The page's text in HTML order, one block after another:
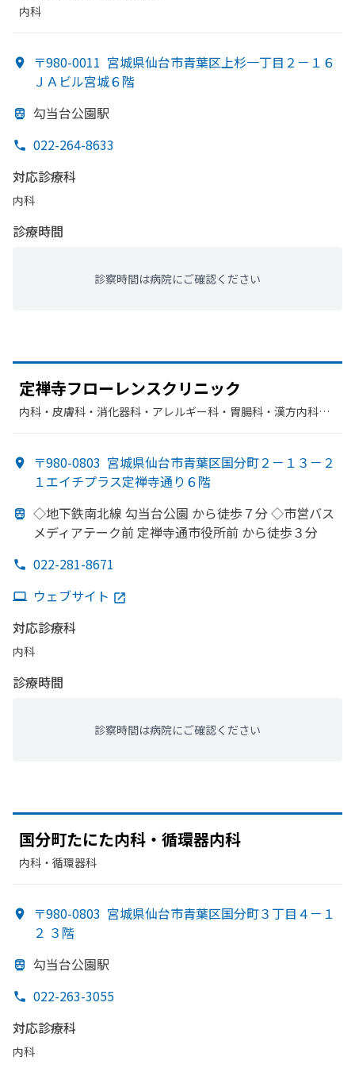
内科
〒980-0011 宮城県仙台市青葉区上杉一丁目２－１６
ＪＡビル宮城６階
勾当台公園駅
022-264-8633
対応診療科
内科
診療時間
診察時間は病院にご確認ください
定禅寺フローレンスクリニック
内科・​皮膚科・​消化器科・​アレルギー科・​胃腸科・​漢方内科・​
〒980-0803 宮城県仙台市青葉区国分町２－１３－２
１エイチプラス定禅寺通り６階
◇地下鉄南北線 勾当台公園 から徒歩７分 ◇市営バス
メディアテーク前 定禅寺通市役所前 から徒歩３分
022-281-8671
ウェブサイト
対応診療科
内科
診療時間
診察時間は病院にご確認ください
国分町たにた内科・循環器内科
内科・​循環器科
〒980-0803 宮城県仙台市青葉区国分町３丁目４－１
２ ３階
勾当台公園駅
022-263-3055
対応診療科
内科